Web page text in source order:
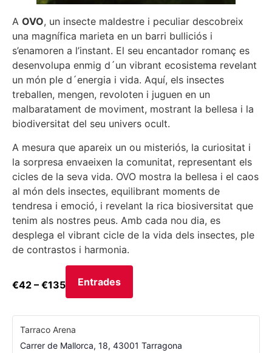
A OVO, un insecte maldestre i peculiar descobreix
una magnífica marieta en un barri bulliciós i
s’enamoren a l’instant. El seu encantador romanç es
desenvolupa enmig d´un vibrant ecosistema revelant
un món ple d´energia i vida. Aquí, els insectes
treballen, mengen, revoloten i juguen en un
malbaratament de moviment, mostrant la bellesa i la
biodiversitat del seu univers ocult.
A mesura que apareix un ou misteriós, la curiositat i
la sorpresa envaeixen la comunitat, representant els
cicles de la seva vida. OVO mostra la bellesa i el caos
al món dels insectes, equilibrant moments de
tendresa i emoció, i revelant la rica biosiversitat que
tenim als nostres peus. Amb cada nou dia, es
desplega el vibrant cicle de la vida dels insectes, ple
de contrastos i harmonia.
€42 – €135 Entrades
Tarraco Arena
Carrer de Mallorca, 18, 43001 Tarragona